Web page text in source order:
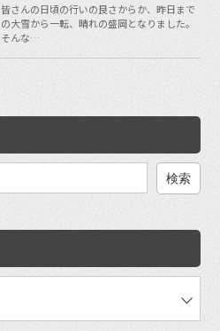
皆さんの日頃の行いの良さからか、昨日まで
の大雪から一転、晴れの盛岡となりました。
そんな…